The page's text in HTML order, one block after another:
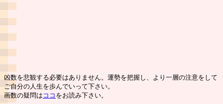
凶数を悲観する必要はありません。運勢を把握し、より一層の注意をして
ご自分の人生を歩んでいって下さい。
画数の疑問は ココ をお読み下さい。